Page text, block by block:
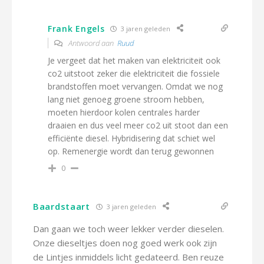
Frank Engels 3 jaren geleden
Antwoord aan Ruud
Je vergeet dat het maken van elektriciteit ook
co2 uitstoot zeker die elektriciteit die fossiele
brandstoffen moet vervangen. Omdat we nog
lang niet genoeg groene stroom hebben,
moeten hierdoor kolen centrales harder
draaien en dus veel meer co2 uit stoot dan een
efficiënte diesel. Hybridisering dat schiet wel
op. Remenergie wordt dan terug gewonnen
0
Baardstaart 3 jaren geleden
Dan gaan we toch weer lekker verder dieselen.
Onze dieseltjes doen nog goed werk ook zijn
de Lintjes inmiddels licht gedateerd. Ben reuze